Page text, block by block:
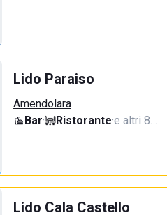
Lido Paraiso
Amendolara
Bar· Ristorante·e altri 8…
Lido Cala Castello